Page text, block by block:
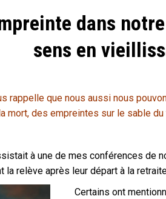
dans
sens en
rappelle que nous aussi nous
mort, des empreintes sur le sable du
à une de mes conférences de
la relève après leur départ à la
Certains ont